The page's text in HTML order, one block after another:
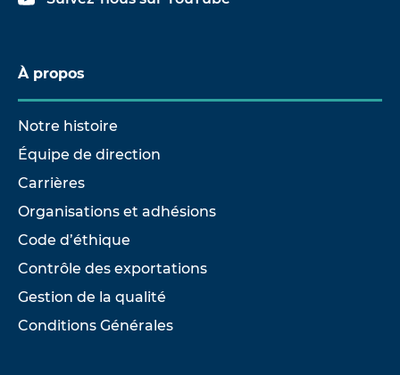
À propos
Notre histoire
Équipe de direction
Carrières
Organisations et adhésions
Code d’éthique
Contrôle des exportations
Gestion de la qualité
Conditions Générales